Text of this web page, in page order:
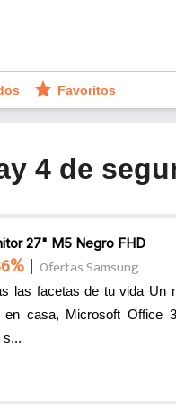
star Favoritos
4 de
27" M5 Negro FHD
Ofertas Samsung
las facetas de tu vida Un
casa, Microsoft Office
s...